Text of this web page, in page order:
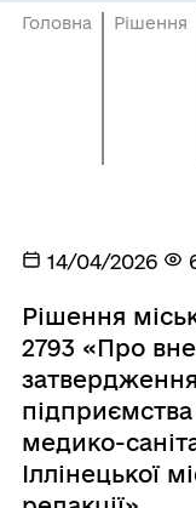
Головна Рішення
14/04/2026
Рішення
2793 «Про
медико-
Іллінецької